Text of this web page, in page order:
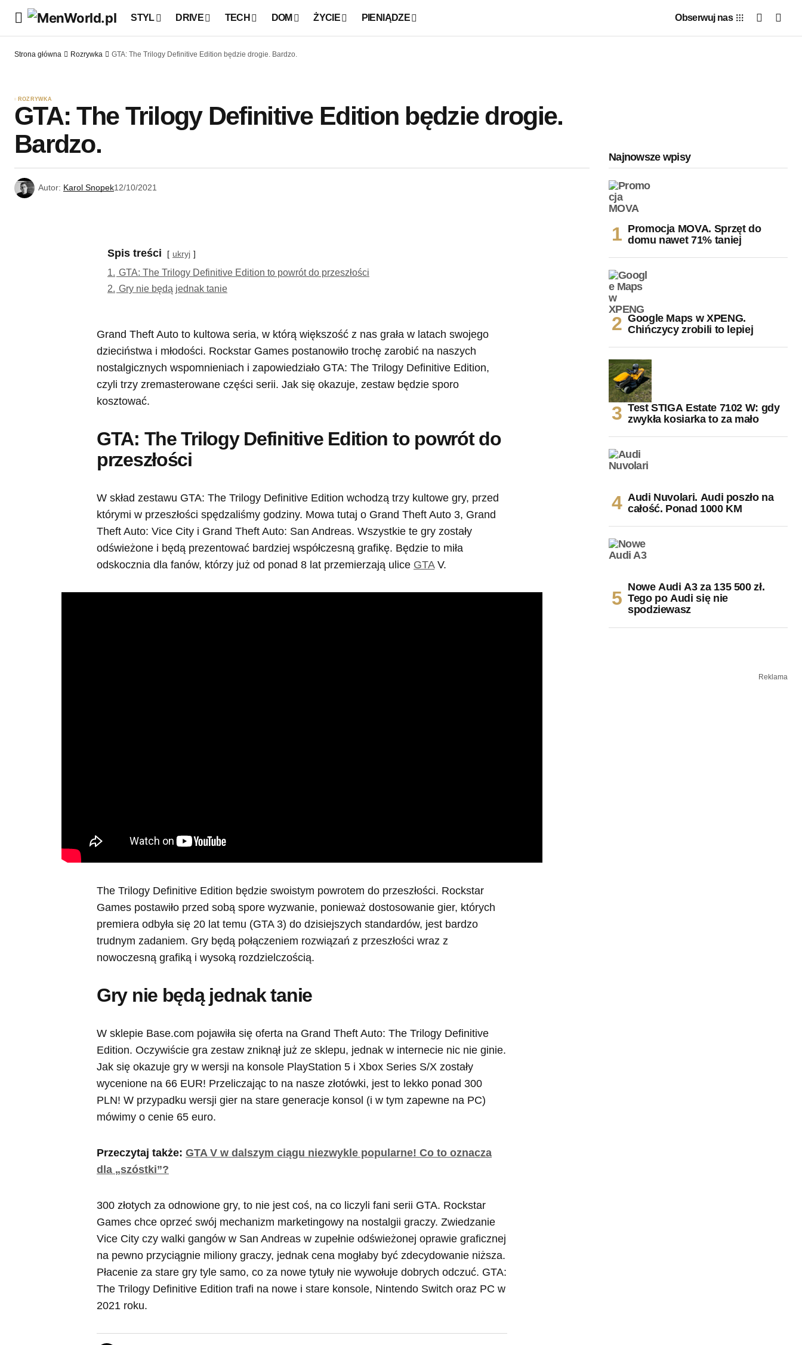
STYL DRIVE TECH DOM ŻYCIE PIENIĄDZE Obserwuj nas
Strona główna Rozrywka GTA: The Trilogy Definitive Edition będzie drogie. Bardzo.
ROZRYWKA
GTA: The Trilogy Definitive Edition będzie drogie.
Bardzo.
Autor: Karol Snopek12/10/2021
Spis treści ukryj
1. GTA: The Trilogy Definitive Edition to powrót do przeszłości
2. Gry nie będą jednak tanie
Grand Theft Auto to kultowa seria, w którą większość z nas grała w latach swojego
dzieciństwa i młodości. Rockstar Games postanowiło trochę zarobić na naszych
nostalgicznych wspomnieniach i zapowiedziało GTA: The Trilogy Definitive Edition,
czyli trzy zremasterowane części serii. Jak się okazuje, zestaw będzie sporo
kosztować.
GTA: The Trilogy Definitive Edition to powrót do
przeszłości
W skład zestawu GTA: The Trilogy Definitive Edition wchodzą trzy kultowe gry, przed
którymi w przeszłości spędzaliśmy godziny. Mowa tutaj o Grand Theft Auto 3, Grand
Theft Auto: Vice City i Grand Theft Auto: San Andreas. Wszystkie te gry zostały
odświeżone i będą prezentować bardziej współczesną grafikę. Będzie to miła
odskocznia dla fanów, którzy już od ponad 8 lat przemierzają ulice GTAV.
The Trilogy Definitive Edition będzie swoistym powrotem do przeszłości. Rockstar
Games postawiło przed sobą spore wyzwanie, ponieważ dostosowanie gier, których
premiera odbyła się 20 lat temu (GTA 3) do dzisiejszych standardów, jest bardzo
trudnym zadaniem. Gry będą połączeniem rozwiązań z przeszłości wraz z
nowoczesną grafiką i wysoką rozdzielczością.
Gry nie będą jednak tanie
W sklepie Base.com pojawiła się oferta na Grand Theft Auto: The Trilogy Definitive
Edition. Oczywiście gra zestaw zniknął już ze sklepu, jednak w internecie nic nie ginie.
Jak się okazuje gry w wersji na konsole PlayStation 5 i Xbox Series S/X zostały
wycenione na 66 EUR! Przeliczając to na nasze złotówki, jest to lekko ponad 300
PLN! W przypadku wersji gier na stare generacje konsol (i w tym zapewne na PC)
mówimy o cenie 65 euro.
Przeczytaj także: GTA V w dalszym ciągu niezwykle popularne! Co to oznacza
dla „szóstki”?
300 złotych za odnowione gry, to nie jest coś, na co liczyli fani serii GTA. Rockstar
Games chce oprzeć swój mechanizm marketingowy na nostalgii graczy. Zwiedzanie
Vice City czy walki gangów w San Andreas w zupełnie odświeżonej oprawie graficznej
na pewno przyciągnie miliony graczy, jednak cena mogłaby być zdecydowanie niższa.
Płacenie za stare gry tyle samo, co za nowe tytuły nie wywołuje dobrych odczuć. GTA:
The Trilogy Definitive Edition trafi na nowe i stare konsole, Nintendo Switch oraz PC w
2021 roku.
Najnowsze wpisy
Promocja MOVA. Sprzęt do
domu nawet 71% taniej
Google Maps w XPENG.
Chińczycy zrobili to lepiej
Test STIGA Estate 7102 W: gdy
zwykła kosiarka to za mało
Audi Nuvolari. Audi poszło na
całość. Ponad 1000 KM
Nowe Audi A3 za 135 500 zł.
Tego po Audi się nie
spodziewasz
Reklama